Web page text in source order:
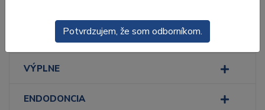
ODLTAČKOVANIE
VÝPLNE
ENDODONCIA
Potvrdzujem, že som odborníkom.